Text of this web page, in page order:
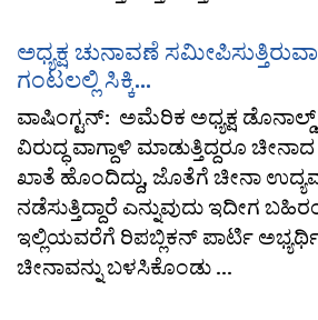
ಅಧ್ಯಕ್ಷ ಚುನಾವಣೆ
ಗಂಟಲಲ್ಲಿ ಸಿಕ್ಕಿ...
ವಾಷಿಂಗ್ಟನ್: ಅಮೆರಿಕ ಅಧ್ಯಕ್ಷ
ವಿರುದ್ಧ ವಾಗ್ದಾಳಿ ಮಾಡುತ್ತಿದ್ದರೂ
ಖಾತೆ ಹೊಂದಿದ್ದು, ಜೊತೆಗೆ ಚೀನಾ
ನಡೆಸುತ್ತಿದ್ದಾರೆ ಎನ್ನುವುದು ಇದೀಗ
ಇಲ್ಲಿಯವರೆಗೆ ರಿಪಬ್ಲಿಕನ್ ಪಾರ್ಟಿ
ಚೀನಾವನ್ನು ಬಳಸಿಕೊಂಡು ...